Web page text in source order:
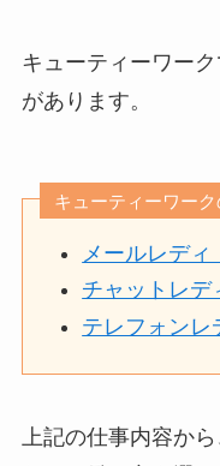
キューティーワー
があります。
キューティーワー
メールレディ
チャットレデ
テレフォンレ
上記の仕事内容か